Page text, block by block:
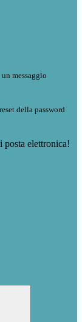
messaggio
della password
posta elettronica!